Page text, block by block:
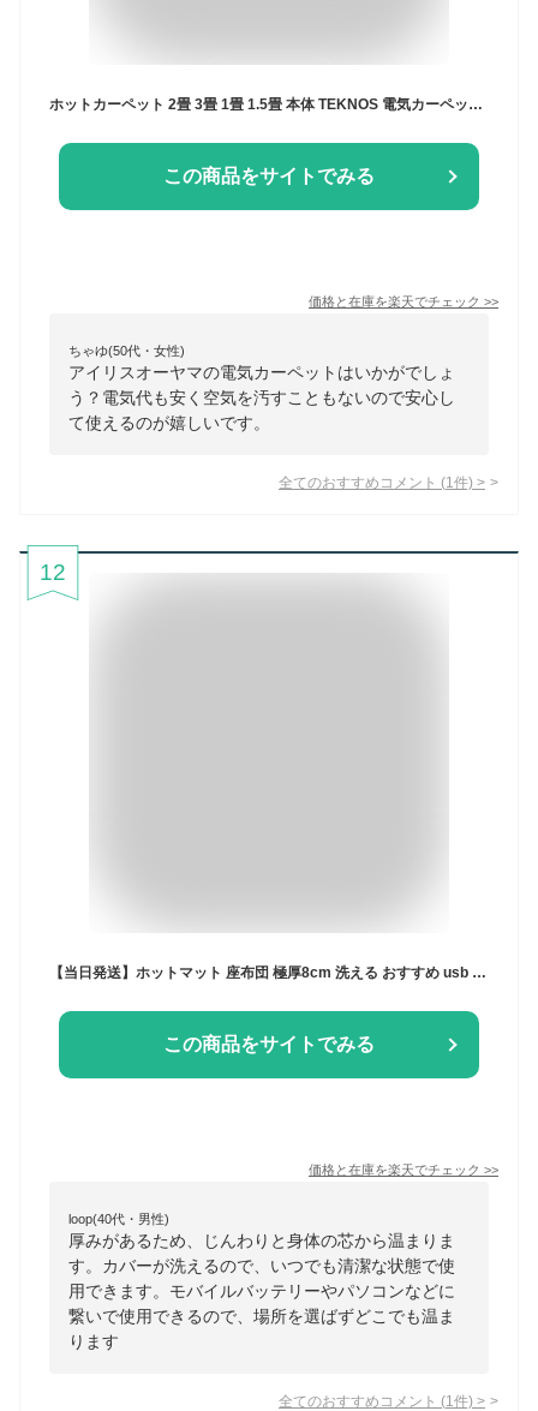
ホットカーペット 2畳 3畳 1畳 1.5畳 本体 TEKNOS 電気カーペット 一人用 電気マット カーペット 電気 ダニ退治 ホットマット ミニ カーペット マット ダニ対策 冬 タイマー付 タイマー
この商品をサイトでみる
価格と在庫を楽天でチェック >>
ちゃゆ(50代・女性)
アイリスオーヤマの電気カーペットはいかがでしょ
う？電気代も安く空気を汚すこともないので安心し
て使えるのが嬉しいです。
全てのおすすめコメント (1 件) >
12
【当日発送】ホットマット 座布団 極厚8cm 洗える おすすめ usb 電気代 電気 ホットマット 充電式 ソファ 電気マット 多機能 発熱マット 車載加熱座布団 加熱パッド 3段階温度調整 usb給電式 ミニ電気カーペット 温座 ホットクッション 寒さ対策 暖房器具 足元暖房 3カラー
この商品をサイトでみる
価格と在庫を楽天でチェック >>
loop(40代・男性)
厚みがあるため、じんわりと身体の芯から温まりま
す。カバーが洗えるので、いつでも清潔な状態で使
用できます。モバイルバッテリーやパソコンなどに
繋いで使用できるので、場所を選ばずどこでも温ま
ります
全てのおすすめコメント (1 件) >